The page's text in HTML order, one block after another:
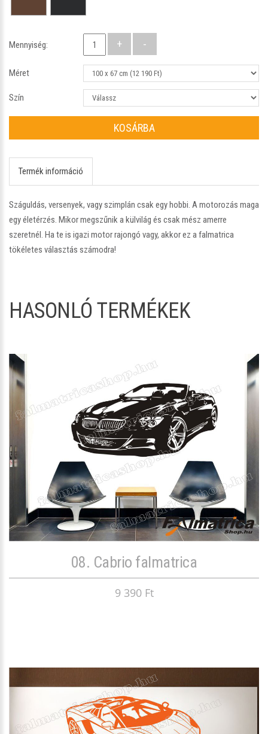
Mennyiség:
Méret
Szín
KOSÁRBA
Termék információ
Száguldás, versenyek, vagy szimplán csak egy hobbi. A motorozás maga
egy életérzés. Mikor megszűnik a külvilág és csak mész amerre
szeretnél. Ha te is igazi motor rajongó vagy, akkor ez a falmatrica
tökéletes választás számodra!
HASONLÓ TERMÉKEK
08. Cabrio falmatrica
9 390 Ft